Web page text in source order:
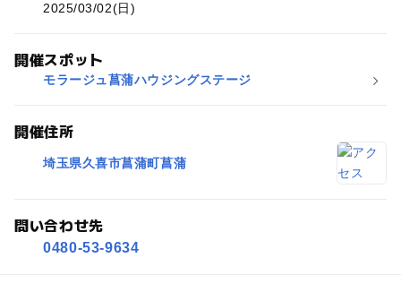
2025/03/02(日)
開催スポット
モラージュ菖蒲ハウジングステージ
開催住所
埼玉県久喜市菖蒲町菖蒲
問い合わせ先
0480-53-9634